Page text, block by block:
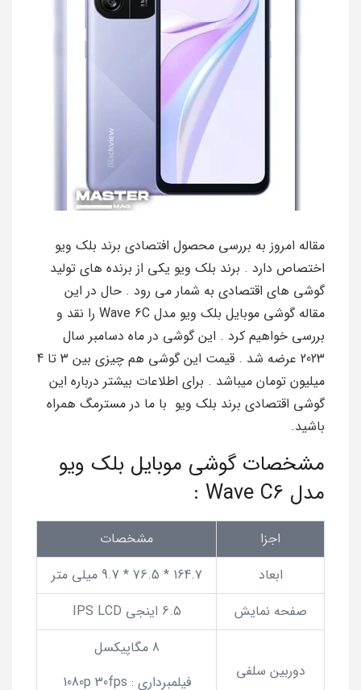
مقاله امروز به بررسی محصول افتصادی برند بلک ویو
اختصاص دارد . برند بلک ویو یکی از برنده های تولید
گوشی های اقتصادی به شمار می رود . حال در این
مقاله گوشی موبایل بلک ویو مدل Wave 6C را نقد و
بررسی خواهیم کرد . این گوشی در ماه دسامبر سال
2023 عرضه شد . قیمت این گوشی هم چیزی بین 3 تا 4
میلیون تومان میباشد . برای اطلاعات بیشتر درباره این
گوشی اقتصادی برند بلک ویو با ما در مسترمگ همراه
باشید.
مشخصات گوشی موبایل بلک ویو
مدل Wave C6 :
اجزا
مشخصات
ابعاد
164.7 * 76.5 * 9.7 میلی متر
صفحه نمایش
6.5 اینجی IPS LCD
دوربین سلفی
8 مگاپیکسل
فیلمبرداری : 1080p 30fps